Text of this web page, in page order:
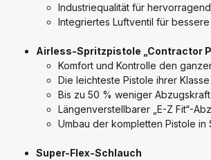
Industriequalität für
Integriertes Luftventil für
Airless-Spritzpistole „Contractor
Komfort und Kontrolle den
Die leichteste Pistole ihrer Klasse
Bis zu 50 % weniger Abzugskraft
Längenverstellbarer „E-Z Fit“-
Umbau der kompletten Pistole in
Super-Flex-Schlauch